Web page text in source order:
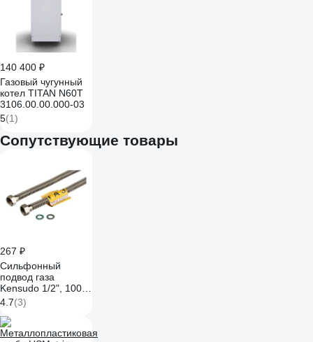
140 400 ₽
Газовый чугунный
котел TITAN N60T
3106.00.00.000-03
5(1)
Сопутствующие товары
267 ₽
Сильфонный
подвод газа
Kensudo 1/2", 100
см, в/в 26715
4.7(3)